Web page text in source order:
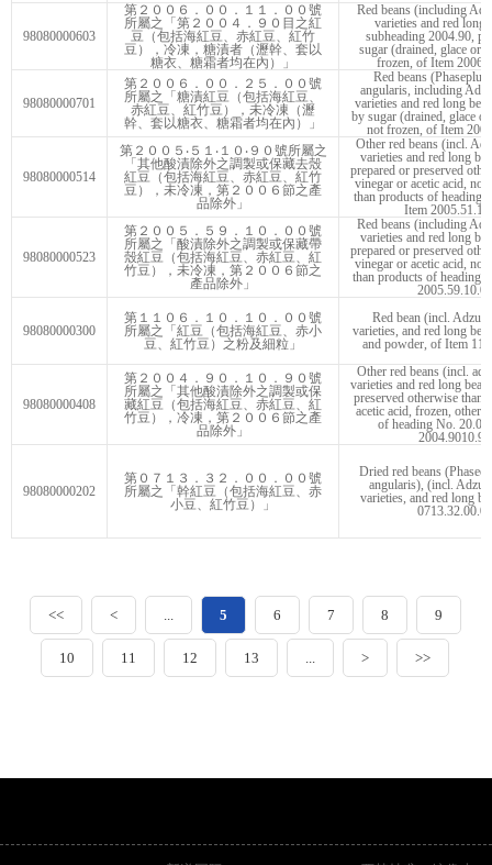
98080000603
第２００６．００．１１．００號
所屬之「第２００４．９０目之紅
豆（包括海紅豆、赤紅豆、紅竹
豆），冷凍，糖漬者（瀝幹、套以
糖衣、糖霜者均在內）」
Red beans (including
varieties and red long
subheading 2004.90,
sugar (drained, glace or
frozen, of Item
98080000701
第２００６．００．２５．００號
所屬之「糖漬紅豆（包括海紅豆、
赤紅豆、紅竹豆），未冷凍（瀝
幹、套以糖衣、糖霜者均在內）」
Red beans
angularis, including
varieties and red long
by sugar (drained, glace
not frozen, of Item
98080000514
第２００５‧５１‧１０‧９０號所屬之
「其他酸漬除外之調製或保藏去殼
紅豆（包括海紅豆、赤紅豆、紅竹
豆），未冷凍，第２００６節之產
品除外」
Other red beans (incl.
varieties and red long
prepared or preserved
vinegar or acetic acid, not
than products of heading
Item
98080000523
第２００５．５９．１０．００號
所屬之「酸漬除外之調製或保藏帶
殼紅豆（包括海紅豆、赤紅豆、紅
竹豆），未冷凍，第２００６節之
產品除外」
Red beans (including
varieties and red long
prepared or preserved
vinegar or acetic acid, not
than products of heading
2005.59.10.00
98080000300
第１１０６．１０．１０．００號
所屬之「紅豆（包括海紅豆、赤小
豆、紅竹豆）之粉及細粒」
Red bean (incl.
varieties, and red long
and powder, of Item
98080000408
第２００４．９０．１０．９０號
所屬之「其他酸漬除外之調製或保
藏紅豆（包括海紅豆、赤紅豆、紅
竹豆），冷凍，第２００６節之產
品除外」
Other red beans (incl.
varieties and red long
preserved otherwise than
acetic acid, frozen, other
of heading No.
2004.9010.90
98080000202
第０７１３．３２．００．００號
所屬之「幹紅豆（包括海紅豆、赤
小豆、紅竹豆）」
Dried red beans
angularis), (incl.
varieties, and red long
0713.32.00.00
<< < 5 6 7 8 9
10 11 12 13 > >>